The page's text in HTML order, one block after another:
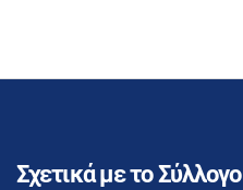
Σχετικά με το Σύλλογο